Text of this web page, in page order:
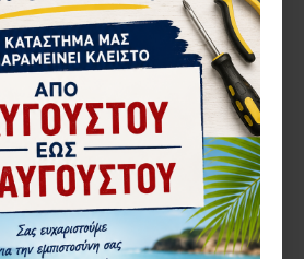
Σημείωση:η HTML δεν επεξεργάζεται!
Κακή Καλή